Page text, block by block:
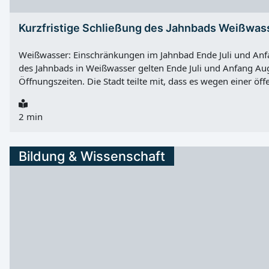
Kurzfristige Schließung des Jahnbads
Weißwasser: Einschränkungen im Jahnbad Ende Juli und
des Jahnbads in Weißwasser gelten Ende Juli und Anfang
Öffnungszeiten. Die Stadt teilte mit, dass es wegen einer
30.07.2026 kann es zu Einschränkungen oder auch zur
Badebetriebs kommen. Von Freitag, 31.07.2026, bis
aufgenommen.
2 min
Bildung & Wissenschaft